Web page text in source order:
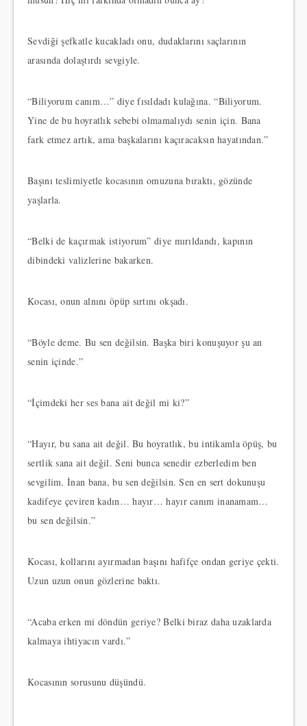
Sevdiği şefkatle kucakladı onu, dudaklarını saçlarının
arasında dolaştırdı sevgiyle.
“Biliyorum canım…” diye fısıldadı kulağına. “Biliyorum.
Yine de bu hoyratlık sebebi olmamalıydı senin için. Bana
fark etmez artık, ama başkalarını kaçıracaksın hayatından.”
Başını teslimiyetle kocasının omuzuna bıraktı, gözünde
yaşlarla.
“Belki de kaçırmak istiyorum” diye mırıldandı, kapının
dibindeki valizlerine bakarken.
Kocası, onun alnını öpüp sırtını okşadı.
“Böyle deme. Bu sen değilsin. Başka biri konuşuyor şu an
senin içinde.”
“İçimdeki her ses bana ait değil mi ki?”
“Hayır, bu sana ait değil. Bu hoyratlık, bu intikamla öpüş, bu
sertlik sana ait değil. Seni bunca senedir ezberledim ben
sevgilim. İnan bana, bu sen değilsin. Sen en sert dokunuşu
kadifeye çeviren kadın… hayır… hayır canım inanamam…
bu sen değilsin.”
Kocası, kollarını ayırmadan başını hafifçe ondan geriye çekti.
Uzun uzun onun gözlerine baktı.
“Acaba erken mi döndün geriye? Belki biraz daha uzaklarda
kalmaya ihtiyacın vardı.”
Kocasının sorusunu düşündü.